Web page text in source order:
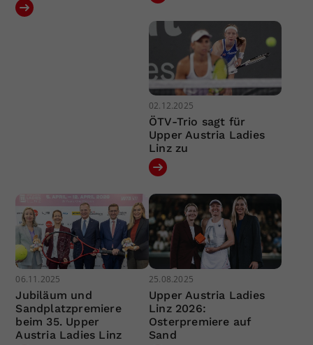
02.12.2025
ÖTV-Trio sagt für
Upper Austria Ladies
Linz zu
06.11.2025
Jubiläum und
Sandplatzpremiere
beim 35. Upper
Austria Ladies Linz
25.08.2025
Upper Austria Ladies
Linz 2026:
Osterpremiere auf
Sand